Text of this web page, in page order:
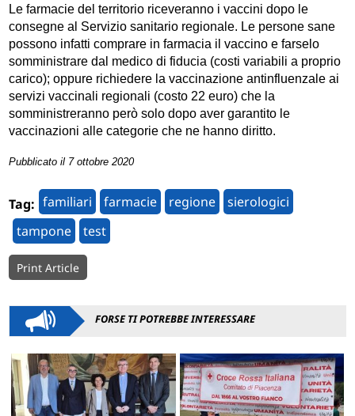
Le farmacie del territorio riceveranno i vaccini dopo le
consegne al Servizio sanitario regionale. Le persone sane
possono infatti comprare in farmacia il vaccino e farselo
somministrare dal medico di fiducia (costi variabili a proprio
carico); oppure richiedere la vaccinazione antinfluenzale ai
servizi vaccinali regionali (costo 22 euro) che la
somministreranno però solo dopo aver garantito le
vaccinazioni alle categorie che ne hanno diritto.
Pubblicato il 7 ottobre 2020
Tag: familiari farmacie regione
sierologici
tampone
test
Print Article
FORSE TI POTREBBE INTERESSARE